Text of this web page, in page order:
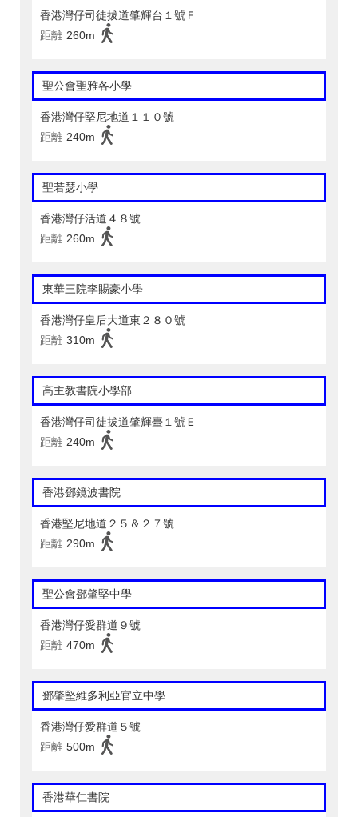
香港灣仔司徒拔道肇輝台１號Ｆ
距離 260m
聖公會聖雅各小學
香港灣仔堅尼地道１１０號
距離 240m
聖若瑟小學
香港灣仔活道４８號
距離 260m
東華三院李賜豪小學
香港灣仔皇后大道東２８０號
距離 310m
高主教書院小學部
香港灣仔司徒拔道肇輝臺１號Ｅ
距離 240m
香港鄧鏡波書院
香港堅尼地道２５＆２７號
距離 290m
聖公會鄧肇堅中學
香港灣仔愛群道９號
距離 470m
鄧肇堅維多利亞官立中學
香港灣仔愛群道５號
距離 500m
香港華仁書院